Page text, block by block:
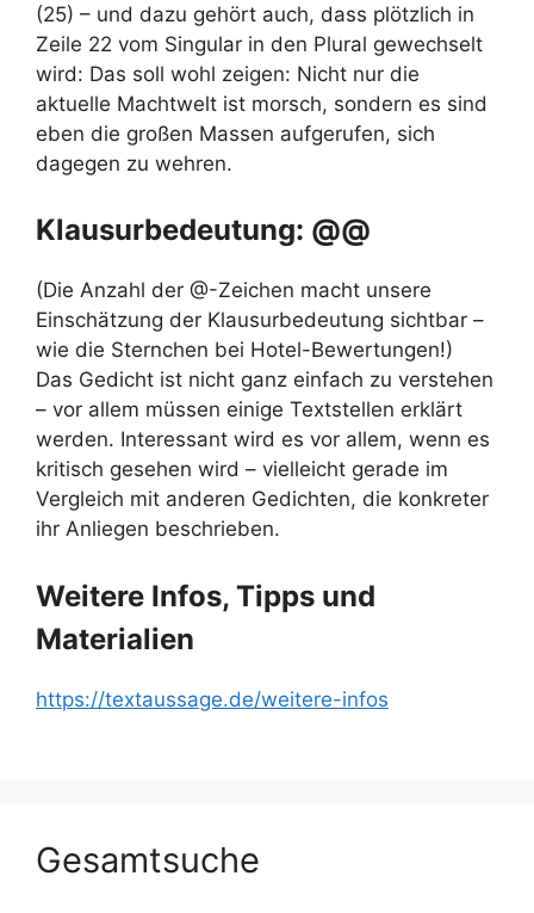
(25) – und dazu gehört auch, dass plötzlich in
Zeile 22 vom Singular in den Plural gewechselt
wird: Das soll wohl zeigen: Nicht nur die
aktuelle Machtwelt ist morsch, sondern es sind
eben die großen Massen aufgerufen, sich
dagegen zu wehren.
Klausurbedeutung: @@
(Die Anzahl der @-Zeichen macht unsere
Einschätzung der Klausurbedeutung sichtbar –
wie die Sternchen bei Hotel-Bewertungen!)
Das Gedicht ist nicht ganz einfach zu verstehen
– vor allem müssen einige Textstellen erklärt
werden. Interessant wird es vor allem, wenn es
kritisch gesehen wird – vielleicht gerade im
Vergleich mit anderen Gedichten, die konkreter
ihr Anliegen beschrieben.
Weitere Infos, Tipps und
Materialien
https://textaussage.de/weitere-infos
Gesamtsuche